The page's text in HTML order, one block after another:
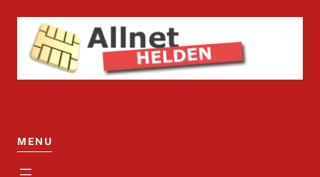
MENU